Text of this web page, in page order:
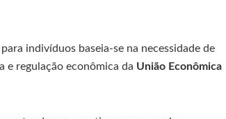
indivíduos baseia-se na necessidade de
e regulação econômica da União Econômica